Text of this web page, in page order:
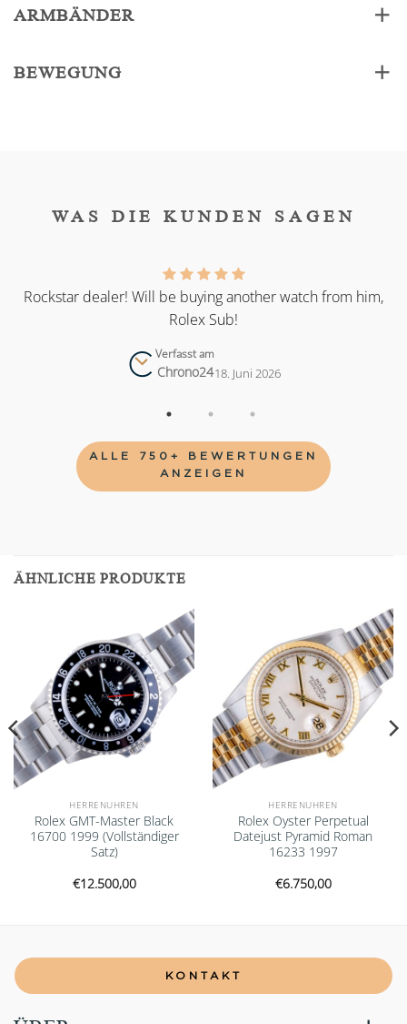
ARMBÄNDER
BEWEGUNG
WAS DIE KUNDEN SAGEN
Rockstar dealer! Will be buying another watch from him,
Rolex Sub!
Verfasst am
Chrono2418. Juni 2026
ALLE 750+ BEWERTUNGEN
ANZEIGEN
ÄHNLICHE PRODUKTE
Add to
wishlist
HERRENUHREN
Rolex GMT-Master Black
16700 1999 (Vollständiger
Satz)
€12.500,00
Add to
wishlist
HERRENUHREN
Rolex Oyster Perpetual
Datejust Pyramid Roman
16233 1997
€6.750,00
KONTAKT